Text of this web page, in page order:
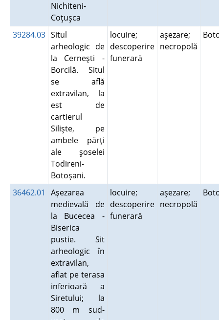
Nichiteni-
Coţuşca
39284.03 Situl
arheologic de
la Cerneşti -
Borcilă. Situl
se află
extravilan, la
est de
cartierul
Silişte, pe
ambele părţi
ale şoselei
Todireni-
Botoşani.
locuire;
descoperire
funerară
aşezare;
necropolă
36462.01
Aşezarea
medievală de
la Bucecea -
Biserica
pustie. Sit
arheologic în
extravilan,
aflat pe terasa
inferioară a
Siretului; la
800 m sud-
locuire;
descoperire
funerară
aşezare;
necropolă